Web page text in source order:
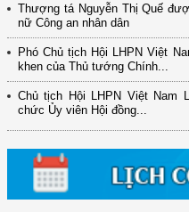
Thượng tá Nguyễn Thị Quế
nữ Công an nhân dân
Phó Chủ tịch Hội LHPN Việt
khen của Thủ tướng Chính...
Chủ tịch Hội LHPN Việt Nam
chức Ủy viên Hội đồng...
(12/TB-HĐKH) V/v đăng ký, đề
(898/KH/ĐCT) Kế hoạch thực
31/10/2025 ...
(417/QĐ-BNNMT) Quyết định
xây dựng ...
(891/KH-ĐCT) Kế hoạch thực